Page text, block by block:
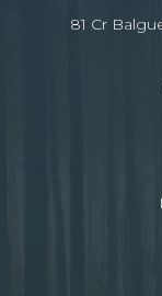
81 Cr